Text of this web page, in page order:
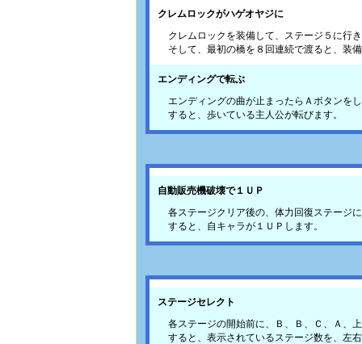
クレムロックがハゲオヤジに
クレムロックを装備して、ステージ５に行
そして、最初の橋を８回連続で渡ると、装
エンディングで転ぶ
エンディングの曲が止まったらＡボタンを
すると、歩いている主人公が転びます。
自動販売機破壊で１ＵＰ
各ステージクリア後の、体力回復ステージ
すると、自キャラが１ＵＰします。
ステージセレクト
各ステージの開始前に、Ｂ、Ｂ、Ｃ、Ａ、
すると、表示されているステージ数を、左